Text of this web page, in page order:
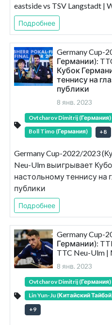
eastside vs TSV Langstadt |
Подробнее
Germany Cup-
Германии):
Кубок
теннису на
публики
8 янв. 2023
Ovtcharov Dimitrij (Германия)
Boll Timo (Германия)
+8
Germany Cup-2022/2023
Neu-Ulm выигрывает
настольному теннису на
публики
Подробнее
Germany Cup-
Германии):
TTC Neu-Ulm |
8 янв. 2023
Ovtcharov Dimitrij (Германия)
Lin Yun-Ju (Китайский
+9